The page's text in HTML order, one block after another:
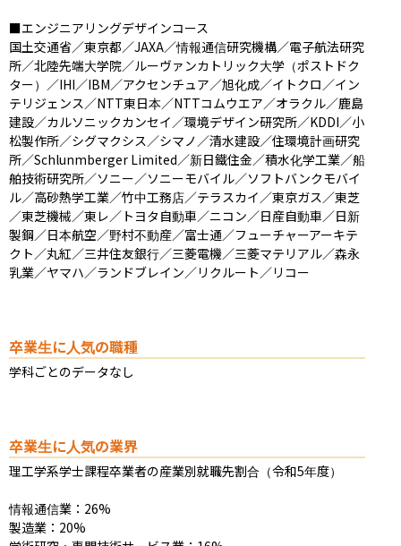
■エンジニアリングデザインコース
国土交通省／東京都／JAXA／情報通信研究機構／電子航法研究
所／北陸先端大学院／ルーヴァンカトリック大学（ポストドク
ター）／IHI／IBM／アクセンチュア／旭化成／イトクロ／イン
テリジェンス／NTT東日本／NTTコムウエア／オラクル／鹿島
建設／カルソニックカンセイ／環境デザイン研究所／KDDI／小
松製作所／シグマクシス／シマノ／清水建設／住環境計画研究
所／Schlunmberger Limited／新日鐵住金／積水化学工業／船
舶技術研究所／ソニー／ソニーモバイル／ソフトバンクモバイ
ル／高砂熱学工業／竹中工務店／テラスカイ／東京ガス／東芝
／東芝機械／東レ／トヨタ自動車／ニコン／日産自動車／日新
製鋼／日本航空／野村不動産／富士通／フューチャーアーキテ
クト／丸紅／三井住友銀行／三菱電機／三菱マテリアル／森永
乳業／ヤマハ／ランドブレイン／リクルート／リコー
卒業生に人気の職種
学科ごとのデータなし
卒業生に人気の業界
理工学系学士課程卒業者の産業別就職先割合（令和5年度）
情報通信業：26%
製造業：20%